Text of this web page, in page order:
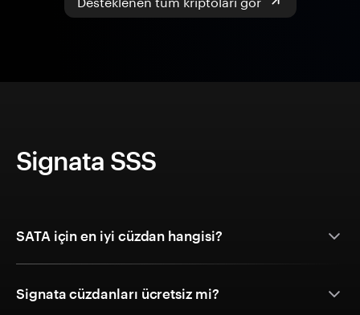
Signata SSS
SATA için en iyi cüzdan hangisi?
Signata cüzdanları ücretsiz mi?